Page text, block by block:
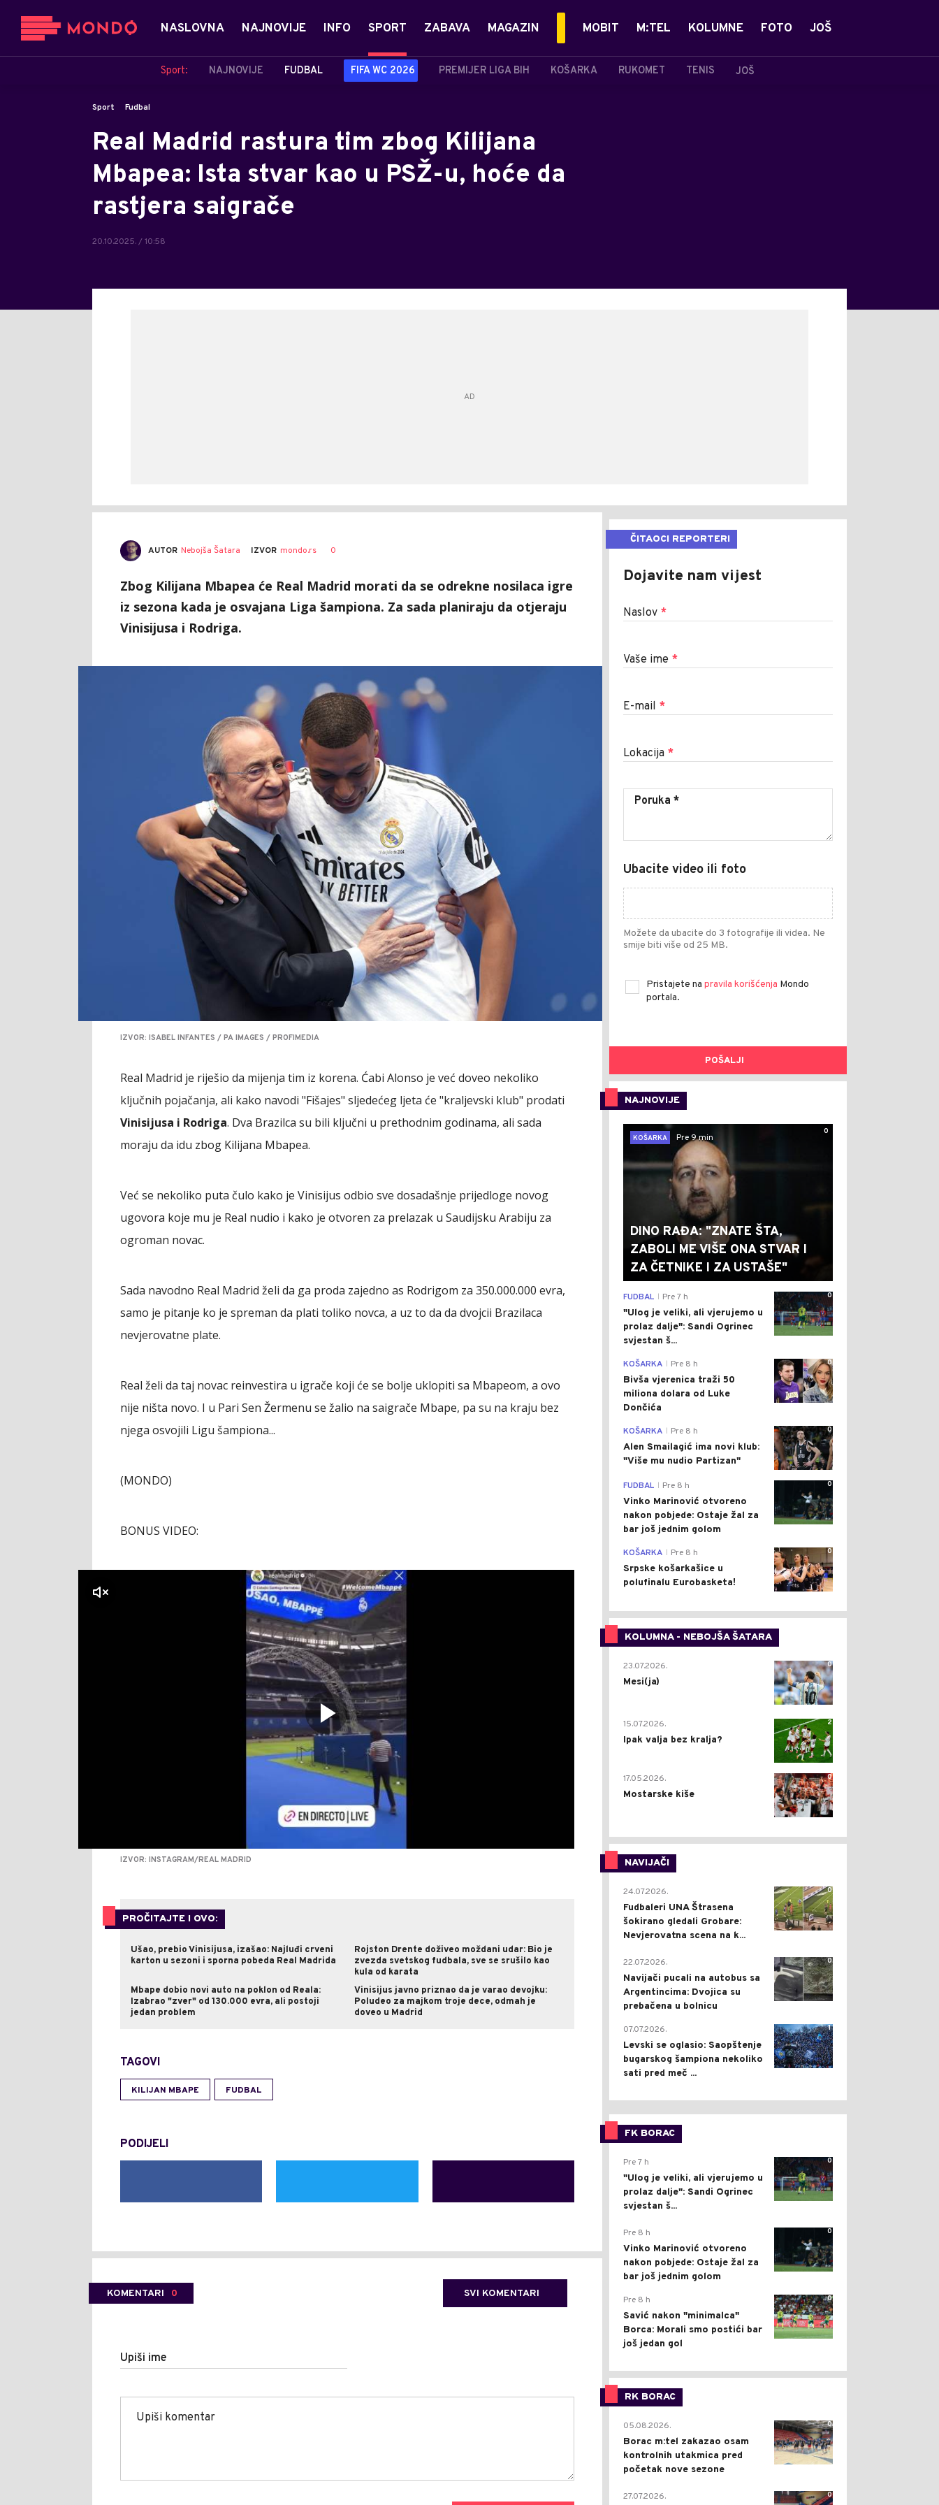
NASLOVNA NAJNOVIJE INFO SPORT
Sport: NAJNOVIJE FUDBAL FIFA WC 2026 PREMIJER LIGA BIH KOŠARKA RUKOMET TENIS JOŠ
ZABAVA MAGAZIN MOBIT M:TEL KOLUMNE FOTO JOŠ
Sport Fudbal
Real Madrid rastura tim zbog Kilijana
Mbapea: Ista stvar kao u PSŽ-u, hoće da
rastjera saigrače
20.10.2025. / 10:58
AUTOR Nebojša Šatara IZVOR mondo.rs 0
Zbog Kilijana Mbapea će Real Madrid morati da se odrekne nosilaca igre
iz sezona kada je osvajana Liga šampiona. Za sada planiraju da otjeraju
Vinisijusa i Rodriga.
IZVOR: ISABEL INFANTES / PA IMAGES / PROFIMEDIA
Real Madrid je riješio da mijenja tim iz korena. Ćabi Alonso je već doveo nekoliko
ključnih pojačanja, ali kako navodi "Fišajes" sljedećeg ljeta će "kraljevski klub" prodati
Vinisijusa i Rodriga. Dva Brazilca su bili ključni u prethodnim godinama, ali sada
moraju da idu zbog Kilijana Mbapea.
Već se nekoliko puta čulo kako je Vinisijus odbio sve dosadašnje prijedloge novog
ugovora koje mu je Real nudio i kako je otvoren za prelazak u Saudijsku Arabiju za
ogroman novac.
Sada navodno Real Madrid želi da ga proda zajedno as Rodrigom za 350.000.000 evra,
samo je pitanje ko je spreman da plati toliko novca, a uz to da da dvojcii Brazilaca
nevjerovatne plate.
Real želi da taj novac reinvestira u igrače koji će se bolje uklopiti sa Mbapeom, a ovo
nije ništa novo. I u Pari Sen Žermenu se žalio na saigrače Mbape, pa su na kraju bez
njega osvojili Ligu šampiona...
(MONDO)
BONUS VIDEO:
IZVOR: INSTAGRAM/REAL MADRID
PROČITAJTE I OVO:
Ušao, prebio Vinisijusa, izašao: Najluđi crveni
karton u sezoni i sporna pobeda Real Madrida
Rojston Drente doživeo moždani udar: Bio je
zvezda svetskog fudbala, sve se srušilo kao
kula od karata
Mbape dobio novi auto na poklon od Reala:
Izabrao "zver" od 130.000 evra, ali postoji
jedan problem
Vinisijus javno priznao da je varao devojku:
Poludeo za majkom troje dece, odmah je
doveo u Madrid
TAGOVI
KILIJAN MBAPE FUDBAL
PODIJELI
KOMENTARI 0 SVI KOMENTARI
Upiši ime
ČITAOCI REPORTERI
Dojavite nam vijest
Naslov *
Vaše ime *
E-mail *
Lokacija *
Ubacite video ili foto
Možete da ubacite do 3 fotografije ili videa. Ne
smije biti više od 25 MB.
Pristajete na pravila korišćenja Mondo
portala.
POŠALJI
NAJNOVIJE
0
KOŠARKA
Pre 9 min
DINO RAĐA: "ZNATE ŠTA,
ZABOLI ME VIŠE ONA STVAR I
ZA ČETNIKE I ZA USTAŠE"
0
FUDBAL Pre 7 h
"Ulog je veliki, ali vjerujemo u
prolaz dalje": Sandi Ogrinec
svjestan š...
0
KOŠARKA Pre 8 h
Bivša vjerenica traži 50
miliona dolara od Luke
Dončića
0
KOŠARKA Pre 8 h
Alen Smailagić ima novi klub:
"Više mu nudio Partizan"
0
FUDBAL Pre 8 h
Vinko Marinović otvoreno
nakon pobjede: Ostaje žal za
bar još jednim golom
0
KOŠARKA Pre 8 h
Srpske košarkašice u
polufinalu Eurobasketa!
KOLUMNA - NEBOJŠA ŠATARA
0
23.07.2026.
Mesi(ja)
2
15.07.2026.
Ipak valja bez kralja?
0
17.05.2026.
Mostarske kiše
NAVIJAČI
0
24.07.2026.
Fudbaleri UNA Štrasena
šokirano gledali Grobare:
Nevjerovatna scena na k...
0
22.07.2026.
Navijači pucali na autobus sa
Argentincima: Dvojica su
prebačena u bolnicu
1
07.07.2026.
Levski se oglasio: Saopštenje
bugarskog šampiona nekoliko
sati pred meč ...
FK BORAC
0
Pre 7 h
"Ulog je veliki, ali vjerujemo u
prolaz dalje": Sandi Ogrinec
svjestan š...
0
Pre 8 h
Vinko Marinović otvoreno
nakon pobjede: Ostaje žal za
bar još jednim golom
0
Pre 8 h
Savić nakon "minimalca"
Borca: Morali smo postići bar
još jedan gol
RK BORAC
0
05.08.2026.
Borac m:tel zakazao osam
kontrolnih utakmica pred
početak nove sezone
0
27.07.2026.